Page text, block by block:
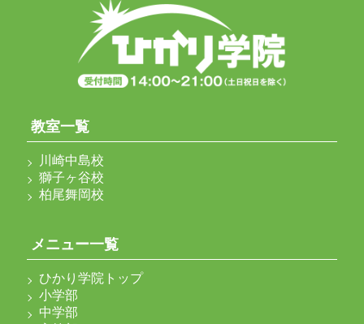
教室一覧
川崎中島校
獅子ヶ谷校
柏尾舞岡校
メニュー一覧
ひかり学院トップ
小学部
中学部